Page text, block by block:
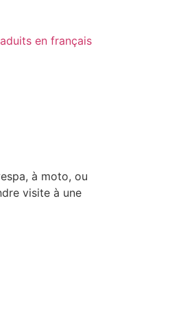
en français
à moto, ou
visite à une